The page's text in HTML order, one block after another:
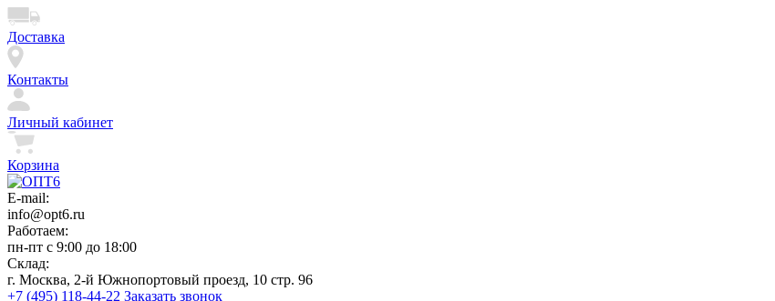
Доставка
Контакты
Личный кабинет
Корзина
E-mail:
info@opt6.ru
Работаем:
пн-пт с 9:00 до 18:00
Склад:
г. Москва, 2-й Южнопортовый проезд, 10 стр. 96
+7 (495) 118-44-22 Заказать звонок